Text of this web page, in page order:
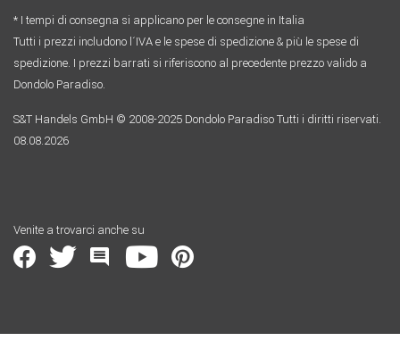
* I tempi di consegna si applicano per le consegne in Italia
Tutti i prezzi includono l´IVA e le spese di spedizione & più le spese di
spedizione. I prezzi barrati si riferiscono al precedente prezzo valido a
Dondolo Paradiso.
S&T Handels GmbH © 2008-2025 Dondolo Paradiso Tutti i diritti riservati.
08.08.2026
Venite a trovarci anche su